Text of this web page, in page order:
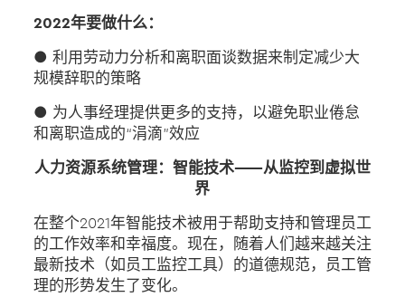
2022年要做什么：
● 利用劳动力分析和离职面谈数据来制定减少大
规模辞职的策略
● 为人事经理提供更多的支持，以避免职业倦怠
和离职造成的“涓滴”效应
人力资源系统管理：智能技术——从监控到虚拟世
界
在整个2021年智能技术被用于帮助支持和管理员工
的工作效率和幸福度。现在，随着人们越来越关注
最新技术（如员工监控工具）的道德规范，员工管
理的形势发生了变化。